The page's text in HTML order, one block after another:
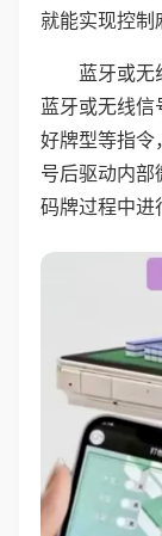
就能实现控制
蓝牙或无
蓝牙或无线
好牌型等指令
号后驱动内部
码牌过程中进